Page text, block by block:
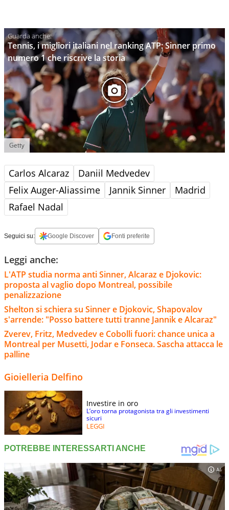
Tennis, i migliori italiani nel ranking ATP: Sinner primo
numero 1 che riscrive la storia
Getty
Carlos Alcaraz
Daniil Medvedev
Felix Auger-Aliassime
Jannik Sinner
Madrid
Rafael Nadal
Seguici su: Google Discover Fonti preferite
Leggi anche:
L'ATP studia norma anti Sinner, Alcaraz e Djokovic:
proposta al vaglio dopo Montreal, possibile
penalizzazione
Shelton si schiera su Sinner e Djokovic, Shapovalov
s'arrende: "Posso battere tutti tranne Jannik e Alcaraz"
Zverev, Fritz, Medvedev e Cobolli fuori: chance unica a
Montreal per Musetti, Jodar e Fonseca. Sascha attacca le
palline
Gioielleria Delfino
Investire in oro
L’oro torna protagonista tra gli investimenti
sicuri
LEGGI